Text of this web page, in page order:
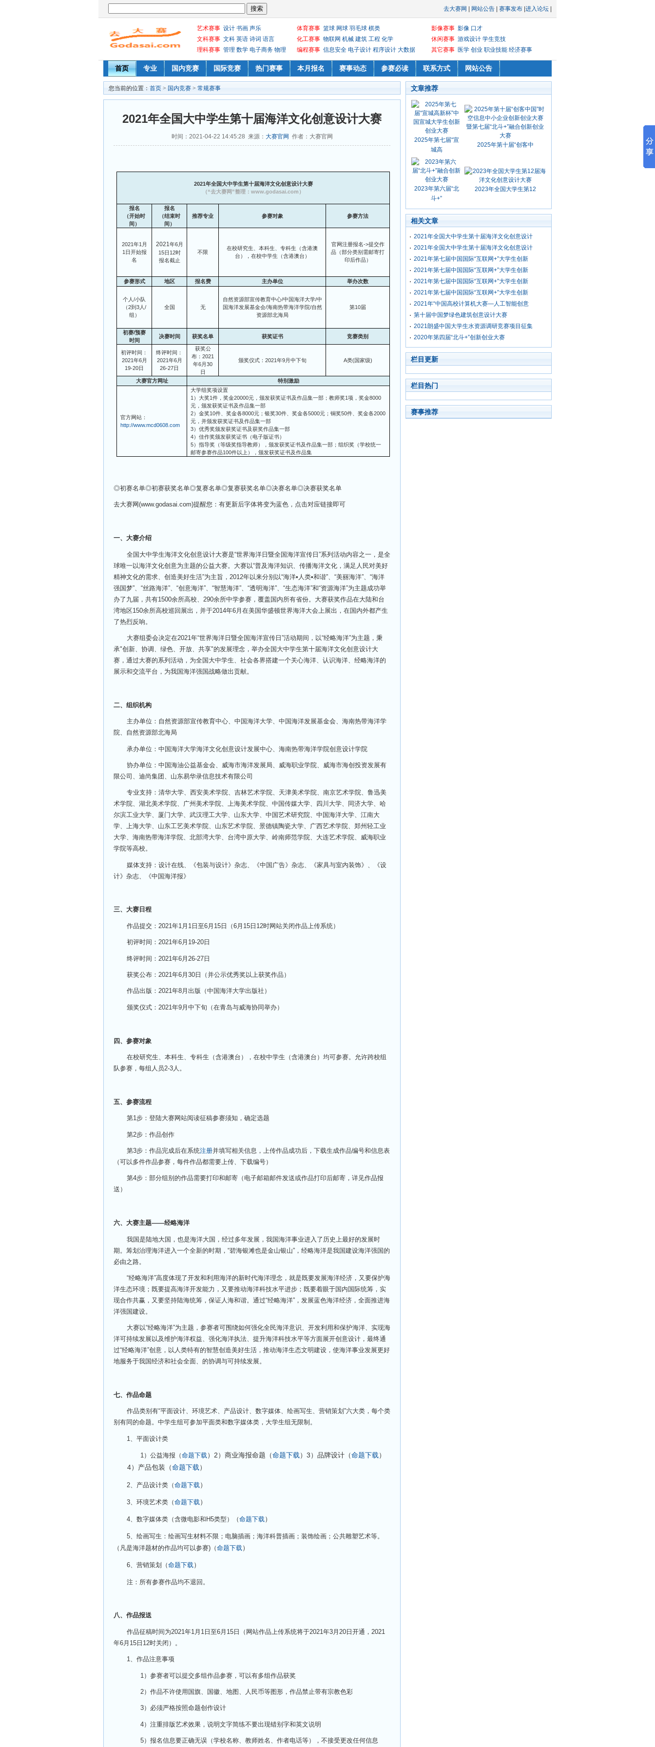
去大赛网 网站公告 赛事发布 进入论坛
艺术赛事 设计 书画 声乐
文科赛事 文科 英语 诗词 语言
理科赛事 管理 数学 电子商务 物理
体育赛事 篮球 网球 羽毛球 棋类
化工赛事 物联网 机械 建筑 工程 化学
编程赛事 信息安全 电子设计 程序设计 大数据
影像赛事 影像 口才
休闲赛事 游戏设计 学生竞技
其它赛事 医学 创业 职业技能 经济赛事
首页 专业 国内竞赛 国际竞赛 热门赛事 本月报名 赛事动态 参赛必读 联系方式 网站公告
您当前的位置： 首页 > 国内竞赛 > 常规赛事
2021年全国大中学生第十届海洋文化创意设计大赛
时间：2021-04-22 14:45:28 来源： 大赛官网 作者：大赛官网
2021年全国大中学生第十届海洋文化创意设计大赛
（“去大赛网”整理：www.godasai.com）
报名
（开始时
间）
报名
（结束时
间）
推荐专业 参赛对象 参赛方法
2021年1月
1日开始报
名
2021年6月
15日12时
报名截止
不限
在校研究生、本科生、专科生（含港澳
台），在校中学生（含港澳台）
官网注册报名->提交作
品（部分类别需邮寄打
印后作品）
参赛形式 地区 报名费 主办单位 举办次数
个人/小队
（2到3人/
组）
全国 无
自然资源部宣传教育中心/中国海洋大学/中
国海洋发展基金会/海南热带海洋学院/自然
资源部北海局
第10届
初赛/预赛
时间
决赛时间 获奖名单 获奖证书 竞赛类别
初评时间：
2021年6月
19-20日
终评时间：
2021年6月
26-27日
获奖公
布：2021
年6月30
日
颁奖仪式：2021年9月中下旬 A类(国家级)
大赛官方网址 特别激励
官方网站：
http://www.mcd0608.com
大学组奖项设置
1）大奖1件，奖金20000元，颁发获奖证书及作品集一部；教师奖1项，奖金8000
元，颁发获奖证书及作品集一部
2）金奖10件、奖金各8000元；银奖30件、奖金各5000元；铜奖50件、奖金各2000
元，并颁发获奖证书及作品集一部
3）优秀奖颁发获奖证书及获奖作品集一部
4）佳作奖颁发获奖证书（电子版证书）
5）指导奖（等级奖指导教师），颁发获奖证书及作品集一部；组织奖（学校统一
邮寄参赛作品100件以上），颁发获奖证书及作品集
◎初赛名单◎初赛获奖名单◎复赛名单◎复赛获奖名单◎决赛名单◎决赛获奖名单
去大赛网(www.godasai.com)提醒您：有更新后字体将变为蓝色，点击对应链接即可
一、大赛介绍
全国大中学生海洋文化创意设计大赛是“世界海洋日暨全国海洋宣传日”系列活动内容之一，是全
球唯一以海洋文化创意为主题的公益大赛。大赛以“普及海洋知识、传播海洋文化，满足人民对美好
精神文化的需求、创造美好生活”为主旨，2012年以来分别以“海洋•人类•和谐”、“美丽海洋”、“海洋
强国梦”、“丝路海洋”、“创意海洋”、“智慧海洋”、“透明海洋”、“生态海洋”和“资源海洋”为主题成功举
办了九届，共有1500余所高校、290余所中学参赛，覆盖国内所有省份。大赛获奖作品在大陆和台
湾地区150余所高校巡回展出，并于2014年6月在美国华盛顿世界海洋大会上展出，在国内外都产生
了热烈反响。
大赛组委会决定在2021年“世界海洋日暨全国海洋宣传日”活动期间，以“经略海洋”为主题，秉
承"创新、协调、绿色、开放、共享"的发展理念，举办全国大中学生第十届海洋文化创意设计大
赛，通过大赛的系列活动，为全国大中学生、社会各界搭建一个关心海洋、认识海洋、经略海洋的
展示和交流平台，为我国海洋强国战略做出贡献。
二、组织机构
主办单位：自然资源部宣传教育中心、中国海洋大学、中国海洋发展基金会、海南热带海洋学
院、自然资源部北海局
承办单位：中国海洋大学海洋文化创意设计发展中心、海南热带海洋学院创意设计学院
协办单位：中国海油公益基金会、威海市海洋发展局、威海职业学院、威海市海创投资发展有
限公司、迪尚集团、山东易华录信息技术有限公司
专业支持：清华大学、西安美术学院、吉林艺术学院、天津美术学院、南京艺术学院、鲁迅美
术学院、湖北美术学院、广州美术学院、上海美术学院、中国传媒大学、四川大学、同济大学、哈
尔滨工业大学、厦门大学、武汉理工大学、山东大学、中国艺术研究院、中国海洋大学、江南大
学、上海大学、山东工艺美术学院、山东艺术学院、景德镇陶瓷大学、广西艺术学院、郑州轻工业
大学、海南热带海洋学院、北部湾大学、台湾中原大学、岭南师范学院、大连艺术学院、威海职业
学院等高校。
媒体支持：设计在线、《包装与设计》杂志、《中国广告》杂志、《家具与室内装饰》、《设
计》杂志、《中国海洋报》
三、大赛日程
作品提交：2021年1月1日至6月15日（6月15日12时网站关闭作品上传系统）
初评时间：2021年6月19-20日
终评时间：2021年6月26-27日
获奖公布：2021年6月30日（并公示优秀奖以上获奖作品）
作品出版：2021年8月出版（中国海洋大学出版社）
颁奖仪式：2021年9月中下旬（在青岛与威海协同举办）
四、参赛对象
在校研究生、本科生、专科生（含港澳台），在校中学生（含港澳台）均可参赛。允许跨校组
队参赛，每组人员2-3人。
五、参赛流程
第1步：登陆大赛网站阅读征稿参赛须知，确定选题
第2步：作品创作
第3步：作品完成后在系统注册并填写相关信息，上传作品成功后，下载生成作品编号和信息表
（可以多件作品参赛，每件作品都需要上传、下载编号）
第4步：部分组别的作品需要打印和邮寄（电子邮箱邮件发送或作品打印后邮寄，详见作品报
送）
六、大赛主题——经略海洋
我国是陆地大国，也是海洋大国，经过多年发展，我国海洋事业进入了历史上最好的发展时
期。筹划治理海洋进入一个全新的时期，“碧海银滩也是金山银山”，经略海洋是我国建设海洋强国的
必由之路。
“经略海洋”高度体现了开发和利用海洋的新时代海洋理念，就是既要发展海洋经济，又要保护海
洋生态环境；既要提高海洋开发能力，又要推动海洋科技水平进步；既要着眼于国内国际统筹，实
现合作共赢，又要坚持陆海统筹，保证人海和谐。通过“经略海洋”，发展蓝色海洋经济，全面推进海
洋强国建设。
大赛以“经略海洋”为主题，参赛者可围绕如何强化全民海洋意识、开发利用和保护海洋、实现海
洋可持续发展以及维护海洋权益、强化海洋执法、提升海洋科技水平等方面展开创意设计，最终通
过“经略海洋”创意，以人类特有的智慧创造美好生活，推动海洋生态文明建设，使海洋事业发展更好
地服务于我国经济和社会全面、的协调与可持续发展。
七、作品命题
作品类别有“平面设计、环境艺术、产品设计、数字媒体、绘画写生、营销策划”六大类，每个类
别有同的命题。中学生组可参加平面类和数字媒体类，大学生组无限制。
1 、平面设计类
1）公益海报（命题下载）2）商业海报命题（命题下载）3）品牌设计（命题下载）
4）产品包装（命题下载）
2、产品设计类（命题下载）
3、环境艺术类（命题下载）
4、数字媒体类（含微电影和H5类型）（命题下载）
5、绘画写生：绘画写生材料不限；电脑插画；海洋科普插画；装饰绘画；公共雕塑艺术等。
（凡是海洋题材的作品均可以参赛)（命题下载）
6、营销策划（命题下载）
注：所有参赛作品均不退回。
八、作品报送
作品征稿时间为2021年1月1日至6月15日（网站作品上传系统将于2021年3月20日开通，2021
年6月15日12时关闭）。
1、作品注意事项
1 ）参赛者可以提交多组作品参赛，可以有多组作品获奖
2）作品不许使用国旗、国徽、地图、人民币等图形，作品禁止带有宗教色彩
3）必须严格按照命题创作设计
4）注重排版艺术效果，说明文字简练不要出现错别字和英文说明
5）报名信息要正确无误（学校名称、教师姓名、作者电话等），不接受更改任何信息
文章推荐
2025年第七届“宣
城高
2025年第十届“创客中
2023年第六届“北
斗+”
2023年全国大学生第12
相关文章
2021年全国大中学生第十届海洋文化创意设计
2021年全国大中学生第十届海洋文化创意设计
2021年第七届中国国际“互联网+”大学生创新
2021年第七届中国国际“互联网+”大学生创新
2021年第七届中国国际“互联网+”大学生创新
2021年第七届中国国际“互联网+”大学生创新
2021年“中国高校计算机大赛—人工智能创意
第十届中国梦绿色建筑创意设计大赛
2021朗盛中国大学生水资源调研竞赛项目征集
2020年第四届“北斗+”创新创业大赛
栏目更新
栏目热门
赛事推荐